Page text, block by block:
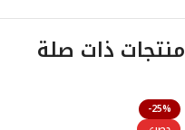
منتجات ذات صلة
-25%